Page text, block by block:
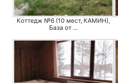
Коттедж №6 (10 мест, КАМИН),
База от ...